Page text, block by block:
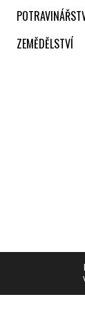
ZEMĚDĚLSTVÍ